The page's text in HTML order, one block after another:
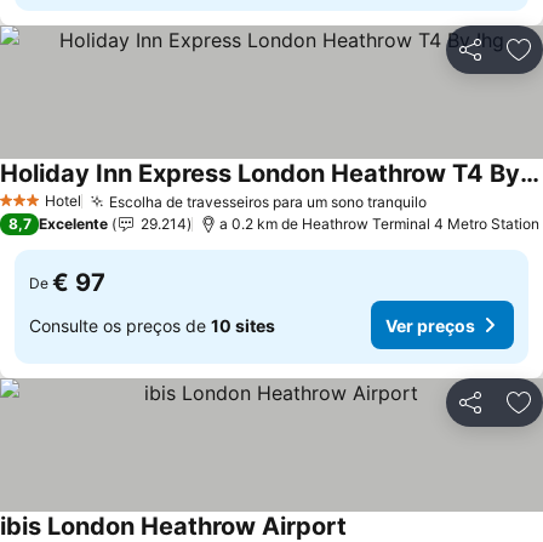
Partilhar
3 EstrelasHotel Escolha de travesseiros para um sono tranquiloVer preços
Holiday Inn Express London Heathrow T4 By Ihg
Ver preços
8,7 Excelente 29.214 a 0.2 km de Heathrow Terminal 4 Metro Station
De € 97
Consulte os preços de 10 sites Ver preços
Partilhar
ibis London Heathrow Airport